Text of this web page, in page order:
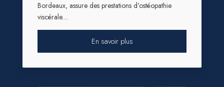
Bordeaux, assure des prestations d'ostéopathie
viscérale....
En savoir plus